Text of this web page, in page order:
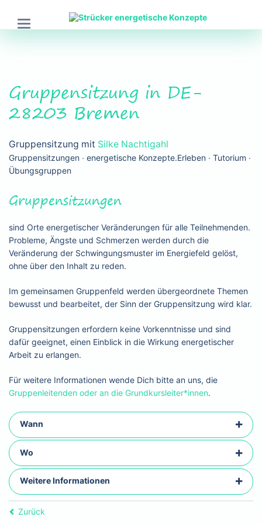
Gruppensitzung in DE-
28203 Bremen
Gruppensitzung mit Silke Nachtigahl
Gruppensitzungen ∙ energetische Konzepte.Erleben ∙ Tutorium ∙
Übungsgruppen
Gruppensitzungen
sind Orte energetischer Veränderungen für alle Teilnehmenden.
Probleme, Ängste und Schmerzen werden durch die
Veränderung der Schwingungsmuster im Energiefeld gelöst,
ohne über den Inhalt zu reden.
Im gemeinsamen Gruppenfeld werden übergeordnete Themen
bewusst und bearbeitet, der Sinn der Gruppensitzung wird klar.
Gruppensitzungen erfordern keine Vorkenntnisse und sind
dafür geeignet, einen Einblick in die Wirkung energetischer
Arbeit zu erlangen.
Für weitere Informationen wende Dich bitte an uns, die
Gruppenleitenden oder an die Grundkursleiter*innen.
Wann
Wo
Weitere Informationen
Zurück